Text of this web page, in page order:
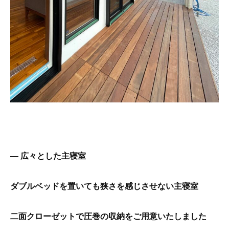
― 広々とした主寝室
ダブルベッドを置いても狭さを感じさせない主寝室
二面クローゼットで圧巻の収納をご用意いたしました